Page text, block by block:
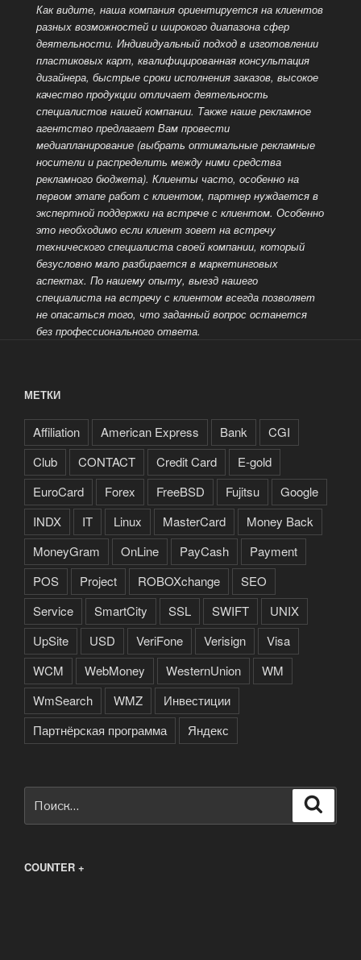
Как видите, наша компания ориентируется на клиентов
разных возможностей и широкого диапазона сфер
деятельности. Индивидуальный подход в изготовлении
пластиковых карт, квалифицированная консультация
дизайнера, быстрые сроки исполнения заказов, высокое
качество продукции отличает деятельность
специалистов нашей компании. Также наше рекламное
агентство предлагает Вам провести
медиапланирование (выбрать оптимальные рекламные
носители и распределить между ними средства
рекламного бюджета). Клиенты часто, особенно на
первом этапе работ с клиентом, партнер нуждается в
экспертной поддержки на встрече с клиентом. Особенно
это необходимо если клиент зовет на встречу
технического специалиста своей компании, который
безусловно мало разбирается в маркетинговых
аспектах. По нашему опыту, выезд нашего
специалиста на встречу с клиентом всегда позволяет
не опасаться того, что заданный вопрос останется
без профессионального ответа.
МЕТКИ
Affiliation American Express Bank
CGI
Club
CONTACT Credit Card
E-gold
EuroCard
Forex FreeBSD Fujitsu
Google
INDX
IT Linux MasterCard
Money Back
MoneyGram
OnLine PayCash
Payment
POS
Project ROBOXchange
SEO
Service
SmartCity SSL SWIFT
UNIX
UpSite
USD VeriFone Verisign
Visa
WCM
WebMoney WesternUnion
WM
WmSearch
WMZ
Инвестиции
Партнёрская программа
Яндекс
COUNTER +